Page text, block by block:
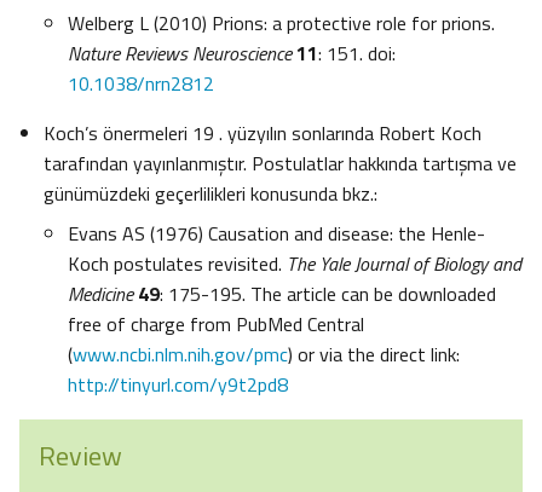
Welberg L (2010) Prions: a protective role for prions.
Nature Reviews Neuroscience11: 151. doi:
10.1038/nrn2812
Koch’s önermeleri 19 . yüzyılın sonlarında Robert Koch
tarafından yayınlanmıştır. Postulatlar hakkında tartışma ve
günümüzdeki geçerlilikleri konusunda bkz.:
Evans AS (1976) Causation and disease: the Henle-
Koch postulates revisited. The Yale Journal of Biology and
Medicine 49: 175-195. The article can be downloaded
free of charge from PubMed Central
(www.ncbi.nlm.nih.gov/pmc) or via the direct link:
http://tinyurl.com/y9t2pd8
Review